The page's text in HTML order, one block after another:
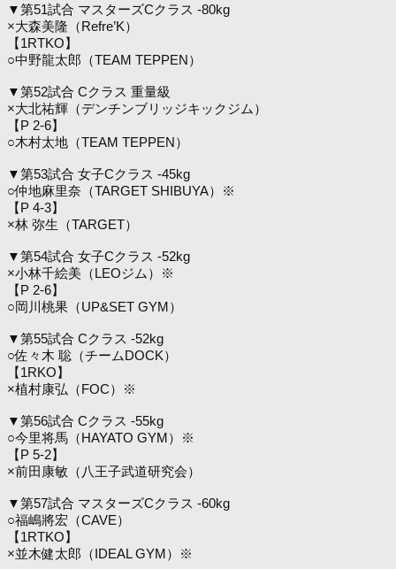
▼第51試合 マスターズCクラス -80kg
×大森美隆（Refre’K）
【1RTKO】
○中野龍太郎（TEAM TEPPEN）
▼第52試合 Cクラス 重量級
×大北祐輝（デンチンブリッジキックジム）
【P 2-6】
○木村太地（TEAM TEPPEN）
▼第53試合 女子Cクラス -45kg
○仲地麻里奈（TARGET SHIBUYA）※
【P 4-3】
×林 弥生（TARGET）
▼第54試合 女子Cクラス -52kg
×小林千絵美（LEOジム）※
【P 2-6】
○岡川桃果（UP&SET GYM）
▼第55試合 Cクラス -52kg
○佐々木 聡（チームDOCK）
【1RKO】
×植村康弘（FOC）※
▼第56試合 Cクラス -55kg
○今里将馬（HAYATO GYM）※
【P 5-2】
×前田康敏（八王子武道研究会）
▼第57試合 マスターズCクラス -60kg
○福嶋將宏（CAVE）
【1RTKO】
×並木健太郎（IDEAL GYM）※